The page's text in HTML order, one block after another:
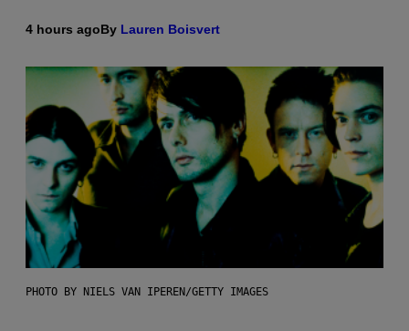
4 hours agoBy Lauren Boisvert
PHOTO BY NIELS VAN IPEREN/GETTY IMAGES